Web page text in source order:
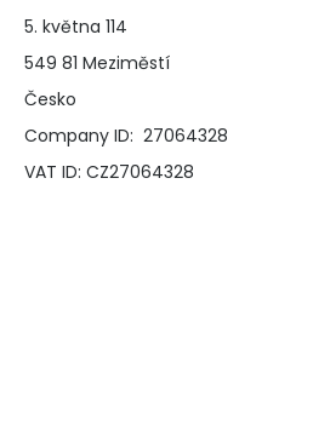
5. května 114
549 81 Meziměstí
Česko
Company ID: 27064328
VAT ID: CZ27064328